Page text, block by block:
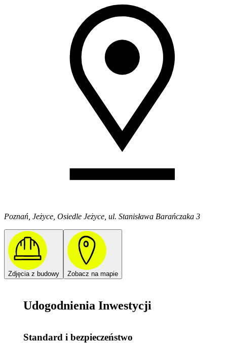
Poznań, Jeżyce, Osiedle Jeżyce, ul. Stanisława Barańczaka 3
Zdjęcia z budowy Zobacz na mapie
Udogodnienia Inwestycji
Standard i bezpieczeństwo